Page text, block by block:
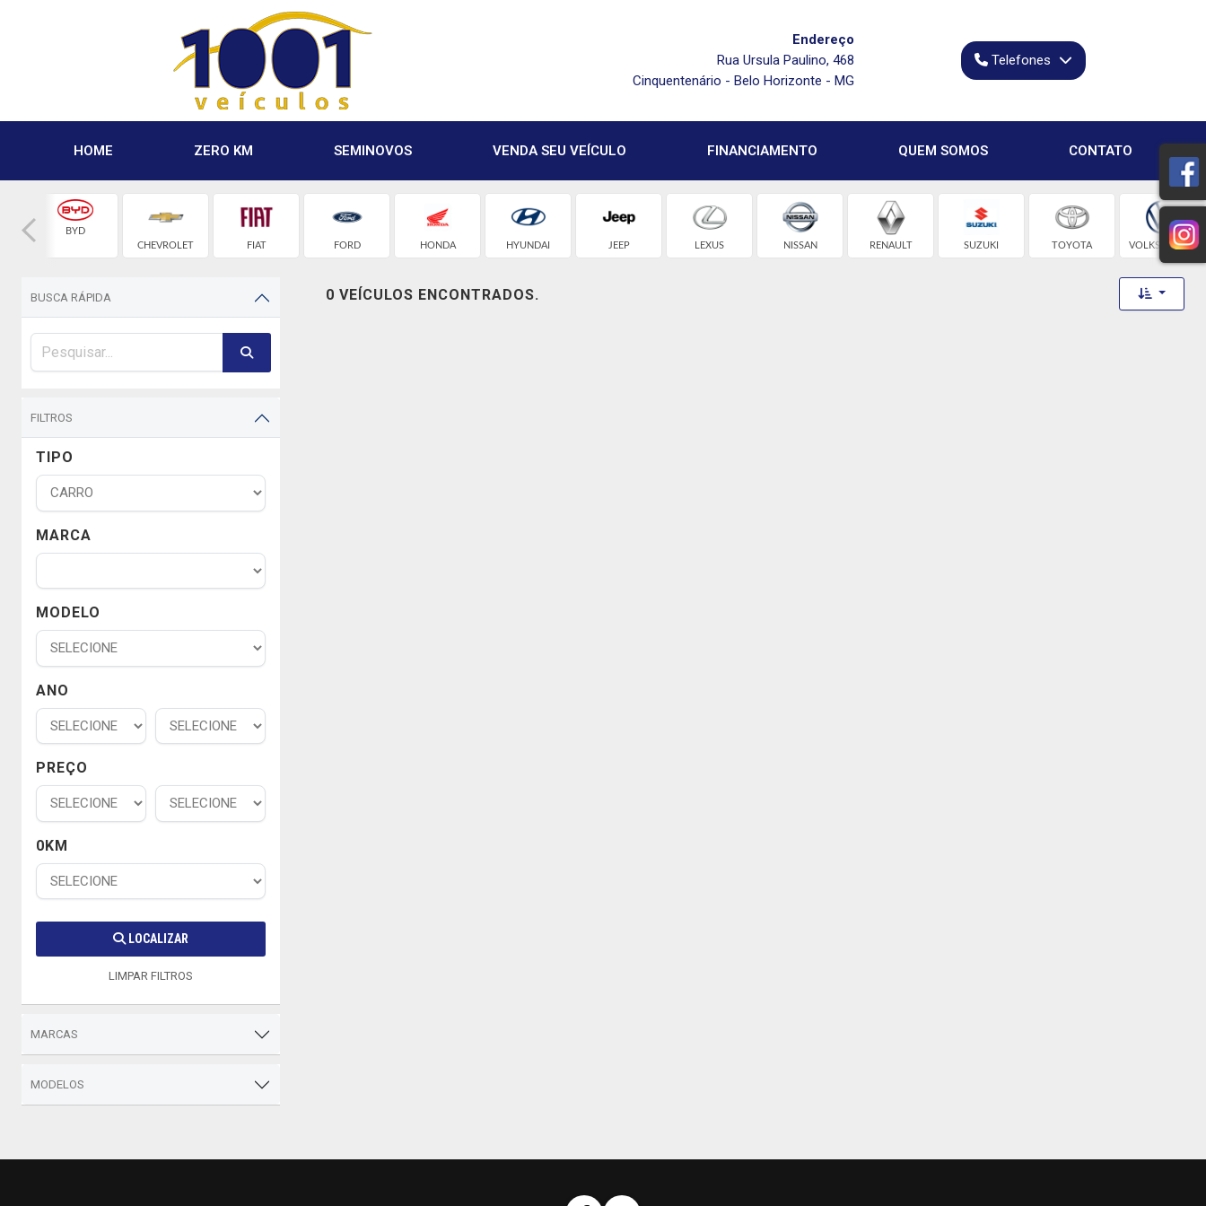
Endereço
Rua Ursula Paulino, 468
Cinquentenário - Belo Horizonte - MG
Telefones
HOME ZERO KM SEMINOVOS VENDA SEU VEÍCULO FINANCIAMENTO QUEM SOMOS CONTATO
BYD
CHEVROLET
FIAT FORD HONDA HYUNDAI JEEP LEXUS NISSAN RENAULT SUZUKI TOYOTA VOLKSWAGEN
BUSCA RÁPIDA
FILTROS
TIPO
MARCA
MODELO
ANO
PREÇO
0KM
LOCALIZAR
LIMPAR FILTROS
MARCAS
MODELOS
0 VEÍCULOS ENCONTRADOS. Toggle